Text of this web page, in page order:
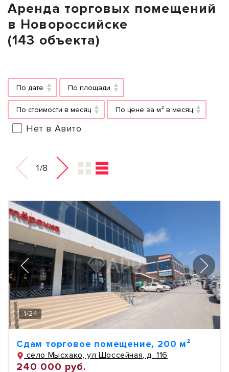
Аренда торговых помещений
в Новороссийске
(143 объекта)
По дате По площади
По стоимости в месяц По цене за м² в месяц
Нет в Авито
1/8
1/24
Сдам торговое помещение, 200 м²
село Мысхако, ул Шоссейная, д. 116
240 000 руб.